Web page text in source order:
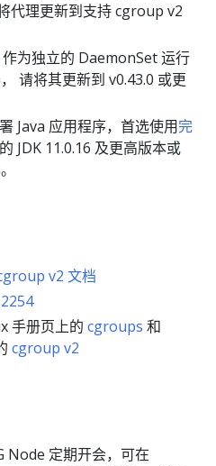
代理更新到支持 cgroup v2
作为独立的 DaemonSet 运行
请将其更新到 v0.43.0 或更
Java 应用程序，首选使用完
的 JDK 11.0.16 及更高版本或
v2 文档
手册页上的 cgroups 和
cgroup v2
Node 定期开会，可在